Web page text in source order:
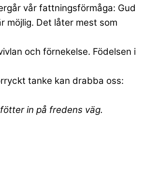
vår fattningsförmåga: Gud
möjlig. Det låter mest som
och förnekelse. Födelsen i
tanke kan drabba oss:
in på fredens väg.